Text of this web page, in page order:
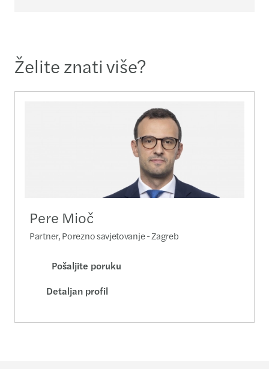
Želite znati više?
Pere Mioč
Partner, Porezno savjetovanje - Zagreb
Pošaljite poruku
Detaljan profil